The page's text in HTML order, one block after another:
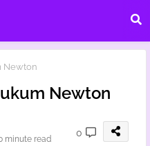
Newton
Newton
minute read
0